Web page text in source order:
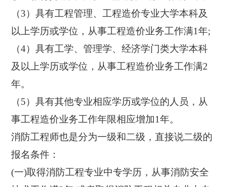
（3）具有工程管理、工程造价专业大学本科及
以上学历或学位，从事工程造价业务工作满1年;
（4）具有工学、管理学、经济学门类大学本科
及以上学历或学位，从事工程造价业务工作满2
年。
（5）具有其他专业相应学历或学位的人员，从
事工程造价业务工作年限相应增加1年。
消防工程师也是分为一级和二级，直接说二级的
报名条件：
(一)取得消防工程专业中专学历，从事消防安全